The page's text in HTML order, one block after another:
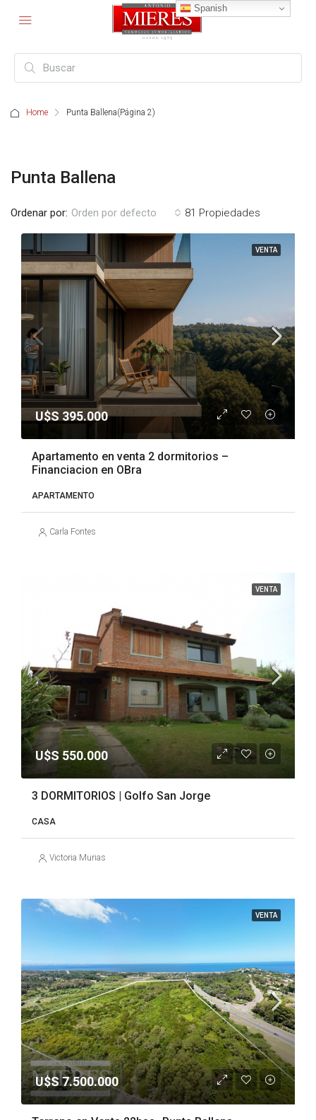
Home Punta Ballena(Página 2)
Punta Ballena
81 Propiedades
Ordenar por: Orden por defecto
VENTA
U$S 395.000
Apartamento en venta 2 dormitorios –
Financiacion en OBra
APARTAMENTO
Carla Fontes
VENTA
U$S 550.000
3 DORMITORIOS | Golfo San Jorge
CASA
Victoria Murias
VENTA
U$S 7.500.000
Spanish